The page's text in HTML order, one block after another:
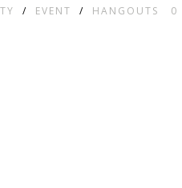
/ EVENT / HANGOUTS 0